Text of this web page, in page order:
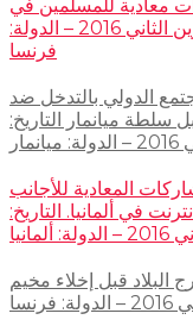
معادية للمسلمين في
مدينة بوردو الفرنسية. التاريخ: تشرين الثاني 2016 – الدولة:
فرنسا
الدولي بالتدخل ضد
سلطة ميانمار التاريخ:
المعادية للأجانب
في ألمانيا. التاريخ:
البلاد قبل إخلاء مخيم